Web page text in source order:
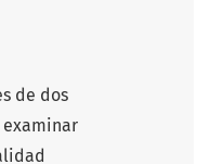
de dos